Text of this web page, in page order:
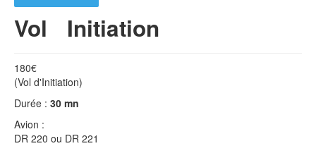
Vol Initiation
180€
(Vol d'Initiation)
Durée : 30 mn
Avion :
DR 220 ou DR 221